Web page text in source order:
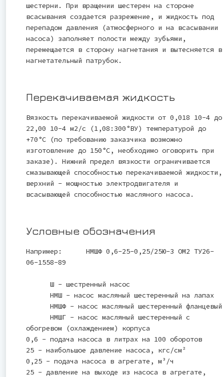
шестерни. При вращении шестерен на стороне
всасывания создается разрежение, и жидкость под
перепадом давления (атмосферного и на всасывании
насоса) заполняет полости между зубьями,
перемещается в сторону нагнетания и вытесняется в
нагнетательный патрубок.
Перекачиваемая жидкость
Вязкость перекачиваемой жидкости от 0,018 10-4 до
22,00 10-4 м2/с (1,08:300°ВУ) температурой до
+70°С (по требованию заказчика возможно
изготовление до 150°С, необходимо оговорить при
заказе). Нижний предел вязкости ограничивается
смазывающей способностью перекачиваемой жидкости,
верхний - мощностью электродвигателя и
всасывающей способностью масляного насоса.
Условные обозначения
Например: НМШФ 0,6-25-0,25/25Ю-3 ОМ2 ТУ26-
06-1558-89
Ш - шестренный насос
НМШ - насос масляный шестеренный на лапах
НМШФ - насос масляный шестеренный фланцевый
НМШГ - насос масляный шестеренный с
обогревом (охлаждением) корпуса
0,6 - подача насоса в литрах на 100 оборотов
25 - наибольшое давление насоса, кгс/см²
0,25 - подача насоса в агрегате, м³/ч
25 - давление на выходе из насоса в агрегате,